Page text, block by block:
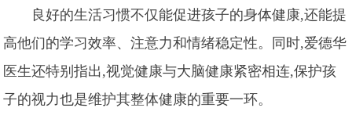
良好的生活习惯不仅能促进孩子的身体健康,还能提
高他们的学习效率、注意力和情绪稳定性。同时,爱德华
医生还特别指出,视觉健康与大脑健康紧密相连,保护孩
子的视力也是维护其整体健康的重要一环。